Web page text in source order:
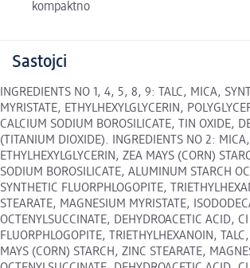
kompaktno
Sastojci
INGREDIENTS NO 1, 4, 5, 8, 9: TALC, MICA,
MYRISTATE, ETHYLHEXYLGLYCERIN,
CALCIUM SODIUM BOROSILICATE, TIN OXIDE,
(TITANIUM DIOXIDE). INGREDIENTS NO 2:
ETHYLHEXYLGLYCERIN, ZEA MAYS (CORN)
SODIUM BOROSILICATE, ALUMINUM STARCH
SYNTHETIC FLUORPHLOGOPITE,
STEARATE, MAGNESIUM MYRISTATE,
OCTENYLSUCCINATE, DEHYDROACETIC ACID,
FLUORPHLOGOPITE, TRIETHYLHEXANOIN,
MAYS (CORN) STARCH, ZINC STEARATE,